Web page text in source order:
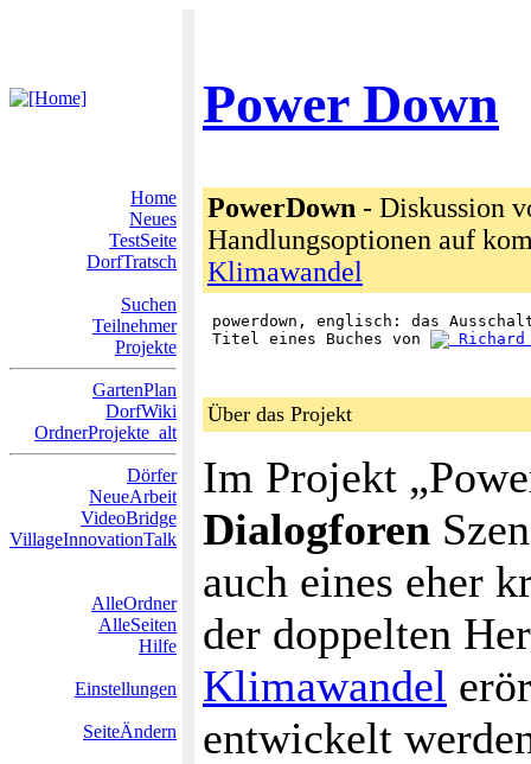
Power Down
Home
Neues
TestSeite
DorfTratsch
Suchen
Teilnehmer
Projekte
GartenPlan
DorfWiki
OrdnerProjekte_alt
Dörfer
NeueArbeit
VideoBridge
VillageInnovationTalk
AlleOrdner
AlleSeiten
Hilfe
Einstellungen
SeiteÄndern
PowerDown - Diskussion
Handlungsoptionen auf
Klimawandel
powerdown, englisch: das
Titel eines Buches von
Richard
Über das Projekt
Im Projekt
Dialogforen
auch eines eher
der doppelten
Klimawandel
entwickelt